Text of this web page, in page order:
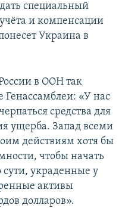
специальный
и компенсации
Украина в
в ООН так
Генассамблеи: «У нас
средства для
ущерба. Запад всеми
действиям хотя бы
чтобы начать
украденные у
активы
долларов».